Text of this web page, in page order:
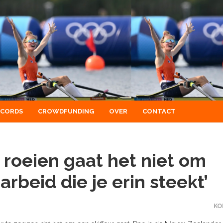
CROWDFUNDING OVER CONTACT
roeien gaat het niet om
die je erin steekt’